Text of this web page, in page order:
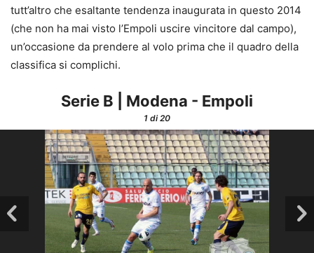
tutt’altro che esaltante tendenza inaugurata in questo 2014
(che non ha mai visto l’Empoli uscire vincitore dal campo),
un’occasione da prendere al volo prima che il quadro della
classifica si complichi.
Serie B | Modena - Empoli
1 di 20